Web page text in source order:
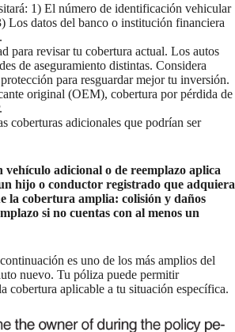
1) El número de identificación vehicular
datos del banco o institución financiera
para revisar tu cobertura actual. Los autos
de aseguramiento distintas. Considera
para resguardar mejor tu inversión.
original (OEM), cobertura por pérdida de
coberturas adicionales que podrían ser
adicional o de reemplazo aplica
hijo o conductor registrado que adquiera
la cobertura amplia: colisión y daños
si no cuentas con al menos un
es uno de los más amplios del
nuevo. Tu póliza puede permitir
cobertura aplicable a tu situación específica.